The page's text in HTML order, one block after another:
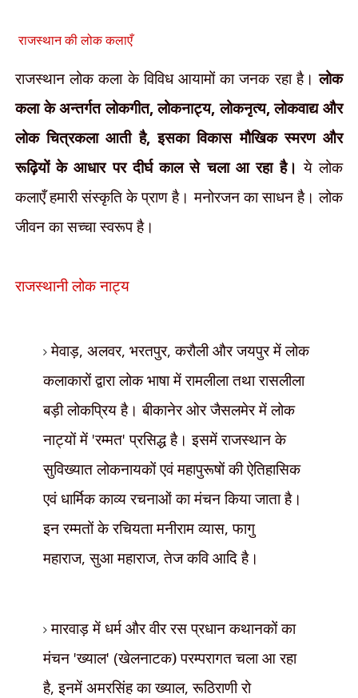
राजस्थान कीलोक कलाएँ
राजस्थान लोक कला के विविध आयामों का जनक रहा है।लोक
कला के अन्तर्गत लोकगीत,लोकनाट्य,लोकनृत्य,लोकवाद्य और
लोक चित्रकला आती है,इसका विकास मौखिक स्मरण और
रूढ़ियों के आधार पर दीर्घ काल से चला आ रहा है। ये लोक
कलाएँ हमारी संस्कृति के प्राण है। मनोरजन का साधन है। लोक
जीवन का सच्चा स्वरूप है।
राजस्थानी लोक नाट्य
मेवाड़, अलवर, भरतपुर,करौली और जयपुर में लोक
कलाकारों द्वारा लोक भाषा में रामलीला तथा रासलीला
बड़ी लोकप्रियहै। बीकानेर ओर जैसलमेर में लोक
नाट्यों में 'रम्मत'प्रसिद्ध है। इसमें राजस्थान के
सुविख्यात लोकनायकों एवं महापुरूषों की ऐतिहासिक
एवं धार्मिक काव्य रचनाओं का मंचन किया जाता है।
इन रम्मतों के रचियता मनीराम व्यास,फागु
महाराज,सुआ महाराज,तेज कवि आदि है।
मारवाड़ में धर्म और वीर रस प्रधान कथानकों का
मंचन 'ख्याल' (खेलनाटक) परम्परागत चला आ रहा
है,इनमें अमरसिंह का ख्याल,रूठिराणी रो